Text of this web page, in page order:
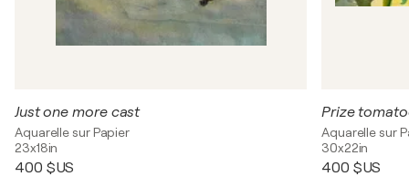
Just one more cast
Aquarelle sur Papier
23x18in
400 $US
Prize
Aquarelle sur
30x22in
400 $US